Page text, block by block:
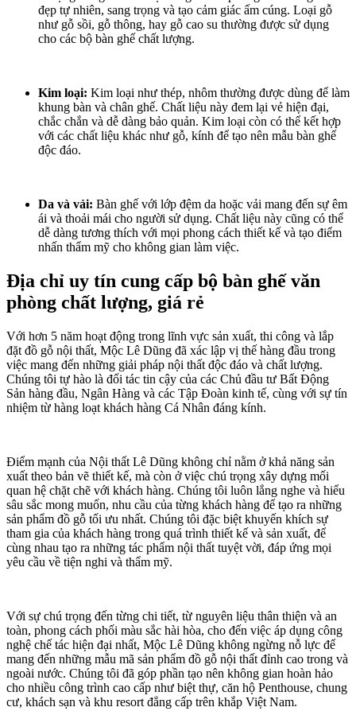
đẹp tự nhiên, sang trọng và tạo cảm giác ấm cúng. Loại gỗ
như gỗ sồi, gỗ thông, hay gỗ cao su thường được sử dụng
cho các bộ bàn ghế chất lượng.
Kim loại: Kim loại như thép, nhôm thường được dùng để làm
khung bàn và chân ghế. Chất liệu này đem lại vẻ hiện đại,
chắc chắn và dễ dàng bảo quản. Kim loại còn có thể kết hợp
với các chất liệu khác như gỗ, kính để tạo nên mẫu bàn ghế
độc đáo.
Da và vải: Bàn ghế với lớp đệm da hoặc vải mang đến sự êm
ái và thoải mái cho người sử dụng. Chất liệu này cũng có thể
dễ dàng tương thích với mọi phong cách thiết kế và tạo điểm
nhấn thẩm mỹ cho không gian làm việc.
Địa chỉ uy tín cung cấp bộ bàn ghế văn
phòng chất lượng, giá rẻ
Với hơn 5 năm hoạt động trong lĩnh vực sản xuất, thi công và lắp
đặt đồ gỗ nội thất, Mộc Lê Dũng đã xác lập vị thế hàng đầu trong
việc mang đến những giải pháp nội thất độc đáo và chất lượng.
Chúng tôi tự hào là đối tác tin cậy của các Chủ đầu tư Bất Động
Sản hàng đầu, Ngân Hàng và các Tập Đoàn kinh tế, cùng với sự tín
nhiệm từ hàng loạt khách hàng Cá Nhân đáng kính.
Điểm mạnh của Nội thất Lê Dũng không chỉ nằm ở khả năng sản
xuất theo bản vẽ thiết kế, mà còn ở việc chú trọng xây dựng mối
quan hệ chặt chẽ với khách hàng. Chúng tôi luôn lắng nghe và hiểu
sâu sắc mong muốn, nhu cầu của từng khách hàng để tạo ra những
sản phẩm đồ gỗ tối ưu nhất. Chúng tôi đặc biệt khuyến khích sự
tham gia của khách hàng trong quá trình thiết kế và sản xuất, để
cùng nhau tạo ra những tác phẩm nội thất tuyệt vời, đáp ứng mọi
yêu cầu về tiện nghi và thẩm mỹ.
Với sự chú trọng đến từng chi tiết, từ nguyên liệu thân thiện và an
toàn, phong cách phối màu sắc hài hòa, cho đến việc áp dụng công
nghệ chế tác hiện đại nhất, Mộc Lê Dũng không ngừng nỗ lực để
mang đến những mẫu mã sản phẩm đồ gỗ nội thất đỉnh cao trong và
ngoài nước. Chúng tôi đã góp phần tạo nên không gian hoàn hảo
cho nhiều công trình cao cấp như biệt thự, căn hộ Penthouse, chung
cư, khách sạn và khu resort đẳng cấp trên khắp Việt Nam.